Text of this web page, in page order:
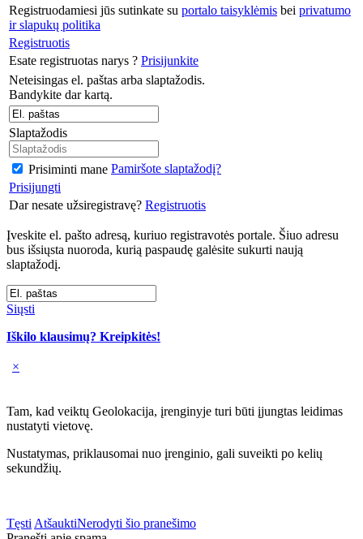
Registruodamiesi jūs sutinkate su portalo taisyklėmis bei privatumo
ir slapukų politika
Registruotis
Esate registruotas narys ? Prisijunkite
Neteisingas el. paštas arba slaptažodis.
Bandykite dar kartą.
Slaptažodis
Prisiminti mane Pamiršote slaptažodį?
Prisijungti
Dar nesate užsiregistravę? Registruotis
Įveskite el. pašto adresą, kuriuo registravotės portale. Šiuo adresu
bus išsiųsta nuoroda, kurią paspaudę galėsite sukurti naują
slaptažodį.
Siųsti
Iškilo klausimų? Kreipkitės!
×
Tam, kad veiktų Geolokacija, įrenginyje turi būti įjungtas leidimas
nustatyti vietovę.
Nustatymas, priklausomai nuo įrenginio, gali suveikti po kelių
sekundžių.
Tęsti AtšauktiNerodyti šio pranešimo